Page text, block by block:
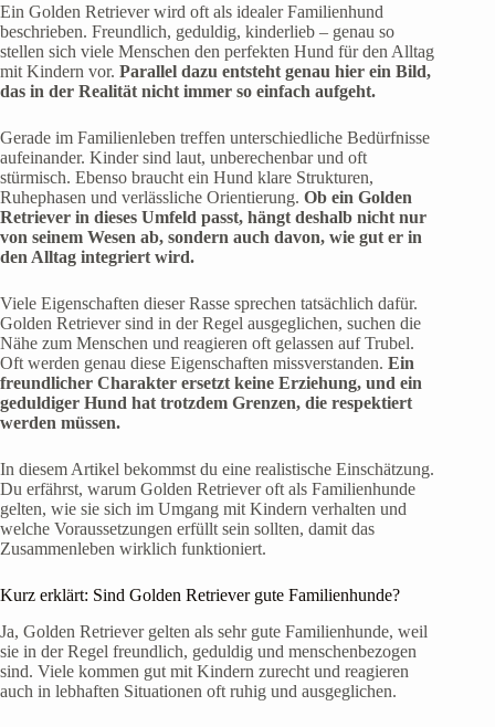
Ein Golden Retriever wird oft als idealer Familienhund
beschrieben. Freundlich, geduldig, kinderlieb – genau so
stellen sich viele Menschen den perfekten Hund für den Alltag
mit Kindern vor. Parallel dazu entsteht genau hier ein Bild,
das in der Realität nicht immer so einfach aufgeht.
Gerade im Familienleben treffen unterschiedliche Bedürfnisse
aufeinander. Kinder sind laut, unberechenbar und oft
stürmisch. Ebenso braucht ein Hund klare Strukturen,
Ruhephasen und verlässliche Orientierung. Ob ein Golden
Retriever in dieses Umfeld passt, hängt deshalb nicht nur
von seinem Wesen ab, sondern auch davon, wie gut er in
den Alltag integriert wird.
Viele Eigenschaften dieser Rasse sprechen tatsächlich dafür.
Golden Retriever sind in der Regel ausgeglichen, suchen die
Nähe zum Menschen und reagieren oft gelassen auf Trubel.
Oft werden genau diese Eigenschaften missverstanden. Ein
freundlicher Charakter ersetzt keine Erziehung, und ein
geduldiger Hund hat trotzdem Grenzen, die respektiert
werden müssen.
In diesem Artikel bekommst du eine realistische Einschätzung.
Du erfährst, warum Golden Retriever oft als Familienhunde
gelten, wie sie sich im Umgang mit Kindern verhalten und
welche Voraussetzungen erfüllt sein sollten, damit das
Zusammenleben wirklich funktioniert.
Kurz erklärt: Sind Golden Retriever gute Familienhunde?
Ja, Golden Retriever gelten als sehr gute Familienhunde, weil
sie in der Regel freundlich, geduldig und menschenbezogen
sind. Viele kommen gut mit Kindern zurecht und reagieren
auch in lebhaften Situationen oft ruhig und ausgeglichen.